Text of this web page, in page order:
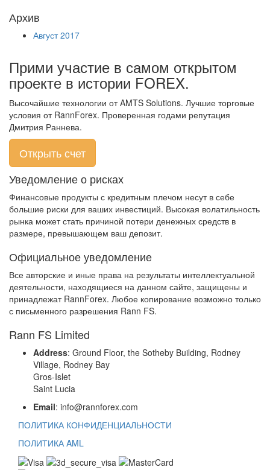
Архив
Август 2017
Прими участие в самом открытом
проекте в истории FOREX.
Высочайшие технологии от AMTS Solutions. Лучшие торговые
условия от RannForex. Проверенная годами репутация
Дмитрия Раннева.
Открыть счет
Уведомление о рисках
Финансовые продукты с кредитным плечом несут в себе
большие риски для ваших инвестиций. Высокая волатильность
рынка может стать причиной потери денежных средств в
размере, превышающем ваш депозит.
Официальное уведомление
Все авторские и иные права на результаты интеллектуальной
деятельности, находящиеся на данном сайте, защищены и
принадлежат RannForex. Любое копирование возможно только
с письменного разрешения Rann FS.
Rann FS Limited
Address: Ground Floor, the Sotheby Building, Rodney
Village, Rodney Bay
Gros-Islet
Saint Lucia
Email: info@rannforex.com
ПОЛИТИКА КОНФИДЕНЦИАЛЬНОСТИ
ПОЛИТИКА AML